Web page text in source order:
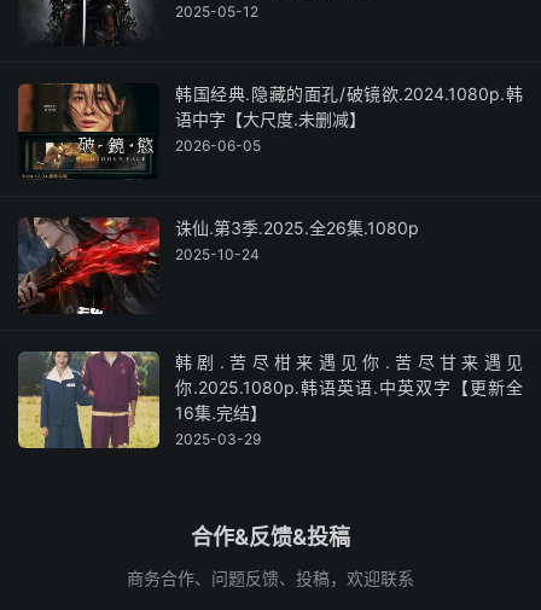
2025-05-12
韩国经典.隐藏的面孔/破镜欲.2024.1080p.韩
语中字【大尺度.未删减】
2026-06-05
诛仙.第3季.2025.全26集.1080p
2025-10-24
韩剧.苦尽柑来遇见你.苦尽甘来遇见
你.2025.1080p.韩语英语.中英双字【更新全
16集.完结】
2025-03-29
合作&反馈&投稿
商务合作、问题反馈、投稿，欢迎联系